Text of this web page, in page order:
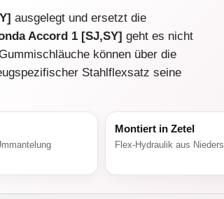
ausgelegt und ersetzt die
Accord 1 [SJ,SY] geht es nicht
können über die
Stahlflexsatz seine
Montiert in Zetel
Flex-Hydraulik aus